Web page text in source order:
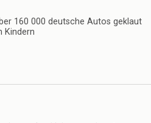
160 000 deutsche Autos geklaut
Kindern